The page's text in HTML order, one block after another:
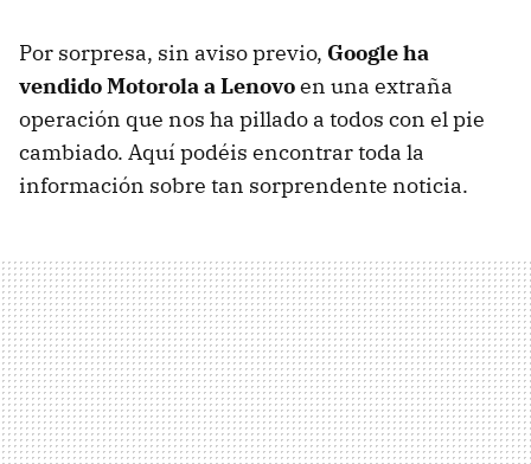
Por sorpresa, sin aviso previo, Google ha
vendido Motorola a Lenovoen una extraña
operación que nos ha pillado a todos con el pie
cambiado. Aquí podéis encontrar toda la
información sobre tan sorprendente noticia.